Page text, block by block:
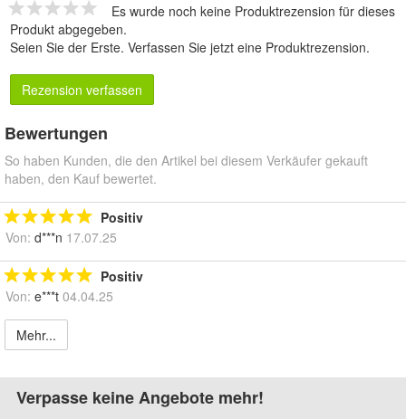
Es wurde noch keine Produktrezension für dieses
Produkt abgegeben.
Seien Sie der Erste. Verfassen Sie jetzt eine Produktrezension.
Rezension verfassen
Bewertungen
So haben Kunden, die den Artikel bei diesem Verkäufer gekauft
haben, den Kauf bewertet.
Positiv
Von: d***n 17.07.25
Positiv
Von: e***t 04.04.25
Mehr...
Verpasse keine Angebote mehr!